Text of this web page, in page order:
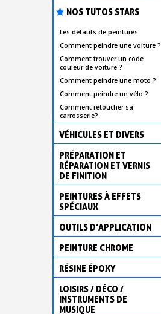
NOS TUTOS STARS
Les défauts de peintures
Comment peindre une voiture ?
Comment trouver un code
couleur de voiture ?
Comment peindre une moto ?
Comment peindre un vélo ?
Comment retoucher sa
carrosserie?
VÉHICULES ET DIVERS
PRÉPARATION ET
RÉPARATION ET VERNIS
DE FINITION
PEINTURES À EFFETS
SPÉCIAUX
OUTILS D’APPLICATION
PEINTURE CHROME
RÉSINE ÉPOXY
LOISIRS / DÉCO /
INSTRUMENTS DE
MUSIQUE